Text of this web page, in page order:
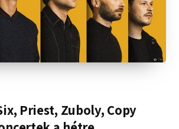
Priest, Zuboly, Copy